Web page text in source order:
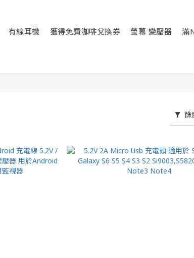
有線耳機 獲得免費咖啡兌換券 螢幕 變壓器 滿
篩